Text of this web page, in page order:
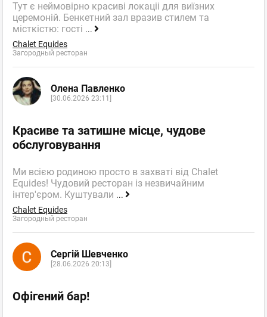
Тут є неймовірно красиві локаціі для виїзних
церемоній. Бенкетний зал вразив стилем та
місткістю: гості ...
Chalet Equides
Загородный ресторан
Олена Павленко
[30.06.2026 23:11]
Красиве та затишне місце, чудове
обслуговування
Ми всією родиною просто в захваті від Chalet
Equides! Чудовий ресторан із незвичайним
інтер'єром. Куштували ...
Chalet Equides
Загородный ресторан
Сергій Шевченко
[28.06.2026 20:13]
Офігений бар!